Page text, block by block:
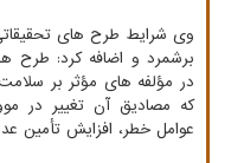
وی شرایط طرح های تحقیقاتی
برشمرد و اضافه کرد: طرح
در مؤلفه های مؤثر بر
که مصادیق آن تغییر در
عوامل خطر، افزایش تأمین